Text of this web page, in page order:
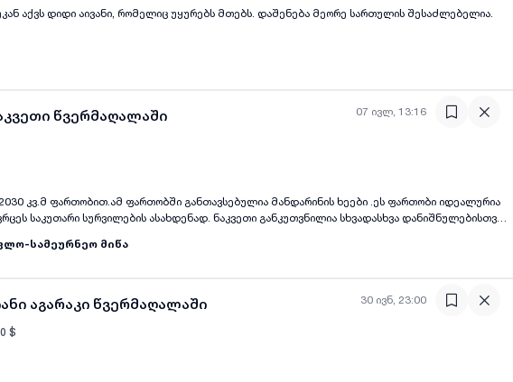
აქვს დიდი აივანი, რომელიც უყურებს მთებს. დაშენება მეორე სართულის შესაძლებელია.
07 ივლ, 13:16
ყველა ფოტო+ (0)
წვერმაღალაში
2030 კვ.მ ფართობით.ამ ფართობში განთავსებულია მანდარინის ხეები .ეს ფართობი იდეალურია
საკუთარი სურვილების ასახდენად. ნაკვეთი განკუთვნილია სხვადასხვა დანიშნულებისთვის
და ბუნებასთან სიახლოვე იგრძნობა. მიწის ნაკვეთი არ მოიცავს საცხოვრებელ სახლს ან
სამეურნეო მიწა
30 ივნ, 23:00
აგარაკი წვერმაღალაში
$